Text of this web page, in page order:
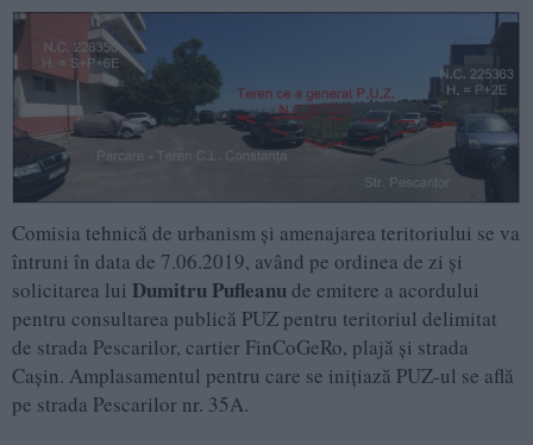
Comisia tehnică de urbanism şi amenajarea teritoriului se va
întruni în data de 7.06.2019, având pe ordinea de zi şi
solicitarea lui Dumitru Pufleanude emitere a acordului
pentru consultarea publică PUZ pentru teritoriul delimitat
de strada Pescarilor, cartier FinCoGeRo, plajă şi strada
Caşin. Amplasamentul pentru care se iniţiază PUZ-ul se află
pe strada Pescarilor nr. 35A.